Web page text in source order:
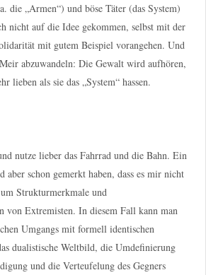
die „Armen“) und böse Täter (das System)
nicht auf die Idee gekommen, selbst mit der
mit gutem Beispiel vorangehen. Und
abzuwandeln: Die Gewalt wird aufhören,
lieben als sie das „System“ hassen.
nutze lieber das Fahrrad und die Bahn. Ein
aber schon gemerkt haben, dass es mir nicht
Strukturmerkmale und
von Extremisten. In diesem Fall kann man
Umgangs mit formell identischen
dualistische Weltbild, die Umdefinierung
und die Verteufelung des Gegners